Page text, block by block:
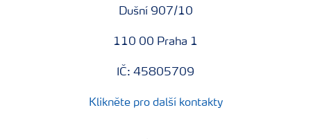
Dušní 907/10
110 00 Praha 1
IČ: 45805709
Klikněte pro další kontakty